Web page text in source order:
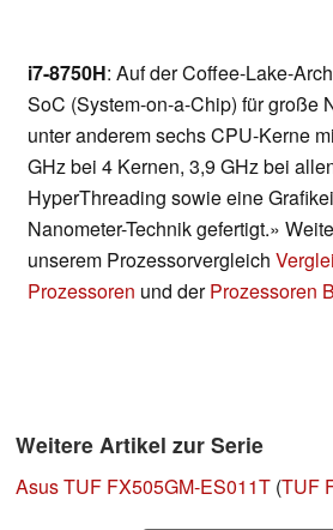
i7-8750H: Auf der Coffee-Lake-
SoC (System-on-a-Chip) für große
unter anderem sechs CPU-Kerne
GHz bei 4 Kernen, 3,9 GHz bei
HyperThreading sowie eine
Nanometer-Technik gefertigt.»
unserem Prozessorvergleich
Prozessoren und derProzessoren
Weitere Artikel zur Serie
Asus TUF FX505GM-ES011T (TUF